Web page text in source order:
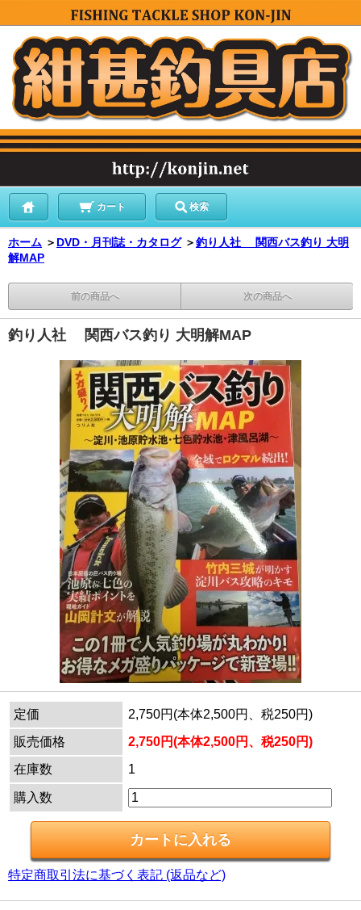
カート 検索
ホーム ＞ DVD・月刊誌・カタログ ＞釣り人社 関西バス釣り 大明
解MAP
前の商品へ 次の商品へ
釣り人社 関西バス釣り 大明解MAP
定価
2,750円(本体2,500円、税250円)
販売価格
2,750円(本体2,500円、税250円)
在庫数
1
購入数
特定商取引法に基づく表記 (返品など)